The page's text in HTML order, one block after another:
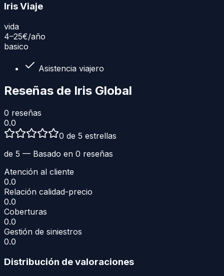
Iris Viaje
vida
4–25€/año
basico
Asistencia viajero
Reseñas de Iris Global
0 reseñas
0.0
0 de 5 estrellas
de 5 — Basado en 0 reseñas
Atención al cliente
0.0
Relación calidad-precio
0.0
Coberturas
0.0
Gestión de siniestros
0.0
Distribución de valoraciones